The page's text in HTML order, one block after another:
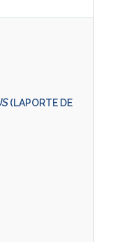
(LAPORTE DE